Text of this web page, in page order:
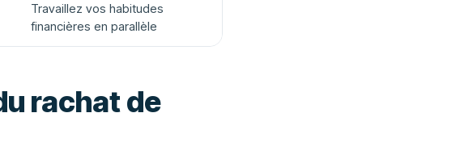
Travaillez vos habitudes
financières en parallèle
rachat de